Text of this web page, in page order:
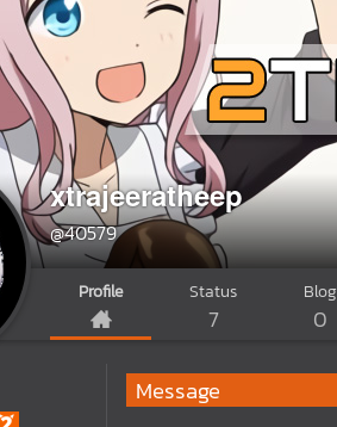
xtrajeeratheep
@40579
Profile Status
7
Blog
0
Message